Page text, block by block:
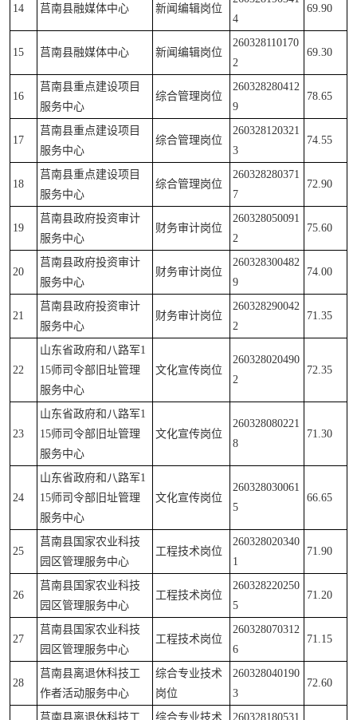
14 莒南县融媒体中心 新闻编辑岗位
4
69.90
15 莒南县融媒体中心 新闻编辑岗位
260328110170
2
69.30
16
莒南县重点建设项目
服务中心
综合管理岗位
260328280412
9
78.65
17
莒南县重点建设项目
服务中心
综合管理岗位
260328120321
3
74.55
18
莒南县重点建设项目
服务中心
综合管理岗位
260328280371
7
72.90
19
莒南县政府投资审计
服务中心
财务审计岗位
260328050091
2
75.60
20
莒南县政府投资审计
服务中心
财务审计岗位
260328300482
9
74.00
21
莒南县政府投资审计
服务中心
财务审计岗位
260328290042
2
71.35
22
山东省政府和八路军1
15师司令部旧址管理
服务中心
文化宣传岗位
260328020490
2
72.35
23
山东省政府和八路军1
15师司令部旧址管理
服务中心
文化宣传岗位
260328080221
8
71.30
24
山东省政府和八路军1
15师司令部旧址管理
服务中心
文化宣传岗位
260328030061
5
66.65
25
莒南县国家农业科技
园区管理服务中心
工程技术岗位
260328020340
1
71.90
26
莒南县国家农业科技
园区管理服务中心
工程技术岗位
260328220250
5
71.20
27
莒南县国家农业科技
园区管理服务中心
工程技术岗位
260328070312
6
71.15
28
莒南县离退休科技工
作者活动服务中心
综合专业技术
岗位
260328040190
3
72.60
莒南县离退休科技工 综合专业技术 260328180531